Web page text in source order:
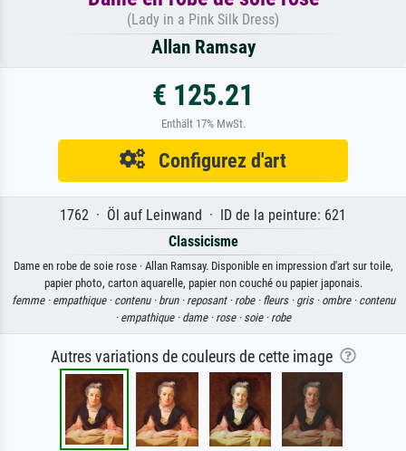
(Lady in a Pink Silk Dress)
Allan Ramsay
€ 125.21
Enthält 17% MwSt.
Configurez d'art
1762 · Öl auf Leinwand · ID de la peinture: 621
Classicisme
Dame en robe de soie rose · Allan Ramsay. Disponible en impression d'art sur toile,
papier photo, carton aquarelle, papier non couché ou papier japonais.
femme · empathique · contenu · brun · reposant · robe · fleurs · gris · ombre · contenu
· empathique · dame · rose · soie · robe
Autres variations de couleurs de cette image